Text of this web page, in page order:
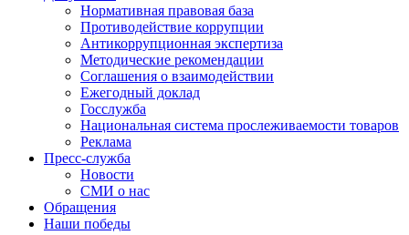
Нормативная правовая база
Противодействие коррупции
Антикоррупционная экспертиза
Методические рекомендации
Соглашения о взаимодействии
Ежегодный доклад
Госслужба
Национальная система прослеживаемости товаров
Реклама
Пресс-служба
Новости
СМИ о нас
Обращения
Наши победы